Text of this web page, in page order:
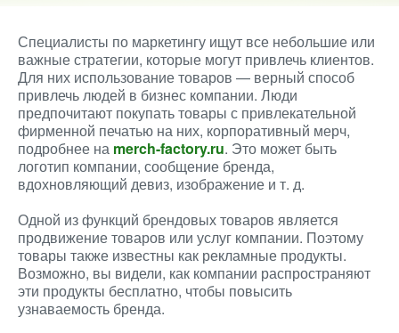
Специалисты по маркетингу ищут все небольшие или
важные стратегии, которые могут привлечь клиентов.
Для них использование товаров — верный способ
привлечь людей в бизнес компании. Люди
предпочитают покупать товары с привлекательной
фирменной печатью на них, корпоративный мерч,
подробнее на merch-factory.ru. Это может быть
логотип компании, сообщение бренда,
вдохновляющий девиз, изображение и т. д.
Одной из функций брендовых товаров является
продвижение товаров или услуг компании. Поэтому
товары также известны как рекламные продукты.
Возможно, вы видели, как компании распространяют
эти продукты бесплатно, чтобы повысить
узнаваемость бренда.